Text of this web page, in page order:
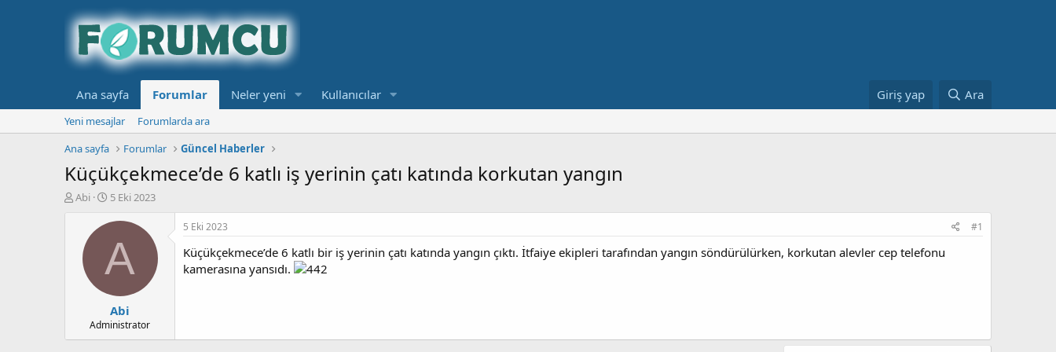
Ana sayfa Forumlar Neler yeni Kullanıcılar Giriş yap Ara
Yeni mesajlar
Forumlarda ara
Ana sayfa
Forumlar Güncel Haberler
Küçükçekmece’de 6 katlı iş yerinin çatı katında korkutan yangın
K
l
Abi
B
ş
a
n
ı
ç
t
a
5 Eki 2023
A
Abi
Administrator
5 Eki 2023 #1
Küçükçekmece’de 6 katlı bir iş yerinin çatı katında yangın çıktı. İtfaiye ekipleri tarafından yangın söndürülürken, korkutan alevler cep telefonu
kamerasına yansıdı.